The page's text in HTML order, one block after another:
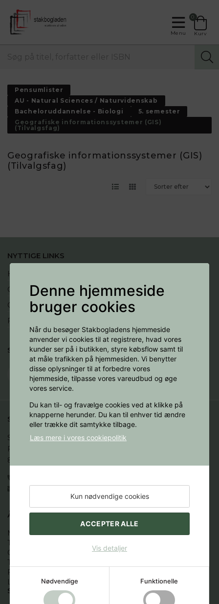
Denne hjemmeside
bruger cookies
Når du besøger Stakbogladens hjemmeside
anvender vi cookies til at registrere, hvad vores
kunder ser på i butikken, styre købsflow samt til
at måle trafikken på hjemmesiden. Vi benytter
disse oplysninger til at forbedre vores
hjemmeside, tilpasse vores vareudbud og øge
vores service.
Du kan til- og fravælge cookies ved at klikke på
knapperne herunder. Du kan til enhver tid ændre
eller trække dit samtykke tilbage.
Læs mere i vores cookiepolitik
Kun nødvendige cookies
ACCEPTER ALLE
Vis detaljer
Nødvendige Funktionelle
Menu
0
Kurv
Pensumlister
AU - Natural Sciences / Naturvidenskab
Bacheloruddannelse - Biologi
5. semester
Geografiske informationssystemer (GIS)
(Tilvalgsfag)
Geografiske informationssystemer (GIS)
(Tilvalgsfag)
NYTTIGE LINKS
Handelsbetingelser
Cookies
Opret profil
Fortryd køb
SOCIALE MEDIER
STAKBOGLADEN A/S
Studenternes Hus
Fredrik Nielsens Vej 4
8000 Aarhus C
books@stakbogladen.com
ÅBNINGSTIDER
Mandag:  9.00 - 16.00
Tirsdag:   9.00 - 16.00
Onsdag:  9.00 - 16.00
Torsdag:  9.00 - 16.00
Fredag:  9.00 -16.00
Lør.-søn.: Lukket
STAKBOGLADEN BIRK